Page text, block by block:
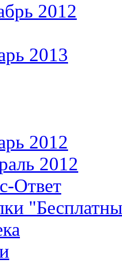
2012
2013
2012
2012
Ответ